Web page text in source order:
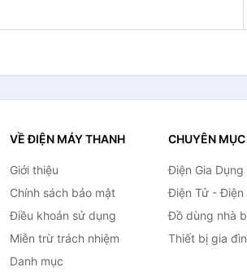
VỀ ĐIỆN MÁY THANH
Giới thiệu
Chính sách bảo mật
Điều khoản sử dụng
Miễn trừ trách nhiệm
Danh mục
CHUYÊN MỤC
Điện Gia Dụng
Điện Tử - Điện
Đồ dùng nhà
Thiết bị gia